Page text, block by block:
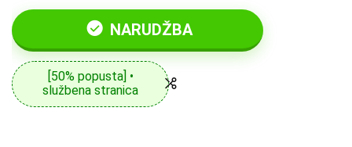
NARUDŽBA
[50% popusta] •
službena stranica